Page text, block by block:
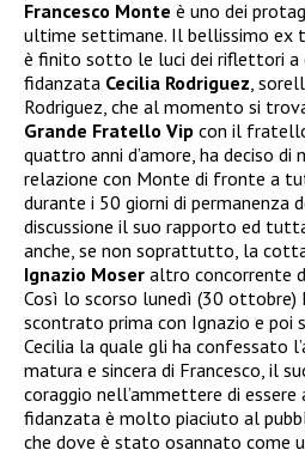
Francesco Monte è uno dei
ultime settimane. Il bellissimo ex
è finito sotto le luci dei riflettori a
fidanzata Cecilia Rodriguez,
Rodriguez, che al momento si
Grande Fratello Vip con il fratello
quattro anni d’amore, ha deciso
relazione con Monte di fronte a
durante i 50 giorni di permanenza
discussione il suo rapporto ed
anche, se non soprattutto, la
Ignazio Moser altro concorrente
Così lo scorso lunedì (30 ottobre)
scontrato prima con Ignazio e poi
Cecilia la quale gli ha confessato
matura e sincera di Francesco, il
coraggio nell’ammettere di
fidanzata è molto piaciuto al
che dove è stato osannato come